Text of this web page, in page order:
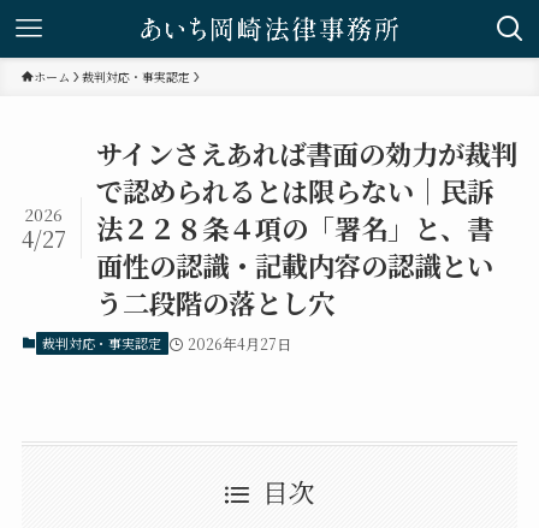
ホーム 裁判対応・事実認定
サインさえあれば書面の効力が裁判
で認められるとは限らない｜民訴
法２２８条４項の「署名」と、書
面性の認識・記載内容の認識とい
う二段階の落とし穴
2026
4/27
裁判対応・事実認定 2026年4月27日
目次